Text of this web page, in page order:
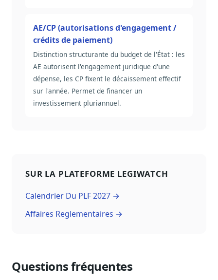
AE/CP (autorisations d'engagement /
crédits de paiement)
Distinction structurante du budget de l'État : les
AE autorisent l'engagement juridique d'une
dépense, les CP fixent le décaissement effectif
sur l'année. Permet de financer un
investissement pluriannuel.
SUR LA PLATEFORME LEGIWATCH
Calendrier Du PLF 2027 →
Affaires Reglementaires →
Questions fréquentes